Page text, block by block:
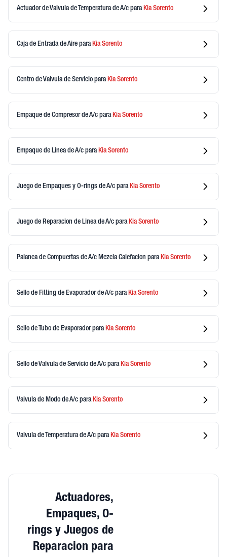
Actuador de Valvula de Temperatura de A/c para KiaSorento
Caja de Entrada de Aire para KiaSorento
Centro de Valvula de Servicio para KiaSorento
Empaque de Compresor de A/c para KiaSorento
Empaque de Linea de A/c para KiaSorento
Juego de Empaques y O-rings de A/c para KiaSorento
Juego de Reparacion de Linea de A/c para KiaSorento
Palanca de Compuertas de A/c Mezcla Calefacion para KiaSorento
Sello de Fitting de Evaporador de A/c para KiaSorento
Sello de Tubo de Evaporadorpara KiaSorento
Sello de Valvula de Servicio de A/c para KiaSorento
Valvula de Modo de A/c para KiaSorento
Valvula de Temperatura de A/c para KiaSorento
Actuadores,
Empaques, O-
rings y Juegos de
Reparacion para